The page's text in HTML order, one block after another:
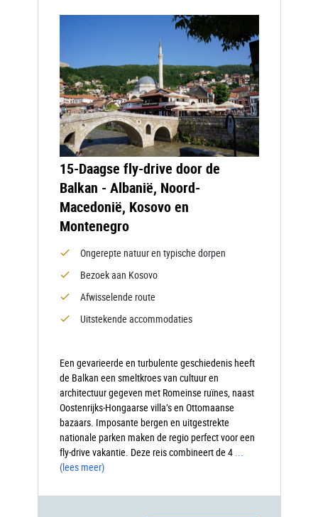
15-Daagse fly-drive door de
Balkan - Albanië, Noord-
Macedonië, Kosovo en
Montenegro
Ongerepte natuur en typische dorpen
Bezoek aan Kosovo
Afwisselende route
Uitstekende accommodaties
Een gevarieerde en turbulente geschiedenis heeft
de Balkan een smeltkroes van cultuur en
architectuur gegeven met Romeinse ruïnes, naast
Oostenrijks-Hongaarse villa’s en Ottomaanse
bazaars. Imposante bergen en uitgestrekte
nationale parken maken de regio perfect voor een
fly-drive vakantie. Deze reis combineert de 4 ...
(lees meer)